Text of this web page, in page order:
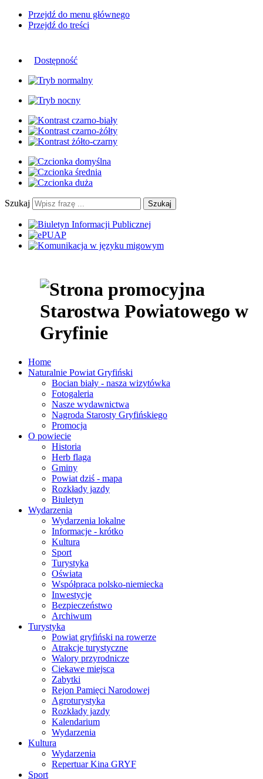
Przejdź do menu głównego
Przejdź do treści
Dostępność
Szukaj Szukaj
Home
Naturalnie Powiat Gryfiński
Bocian biały - nasza wizytówka
Fotogaleria
Nasze wydawnictwa
Nagroda Starosty Gryfińskiego
Promocja
O powiecie
Historia
Herb flaga
Gminy
Powiat dziś - mapa
Rozkłady jazdy
Biuletyn
Wydarzenia
Wydarzenia lokalne
Informacje - krótko
Kultura
Sport
Turystyka
Oświata
Współpraca polsko-niemiecka
Inwestycje
Bezpieczeństwo
Archiwum
Turystyka
Powiat gryfiński na rowerze
Atrakcje turystyczne
Walory przyrodnicze
Ciekawe miejsca
Zabytki
Rejon Pamięci Narodowej
Agroturystyka
Rozkłady jazdy
Kalendarium
Wydarzenia
Kultura
Wydarzenia
Repertuar Kina GRYF
Sport